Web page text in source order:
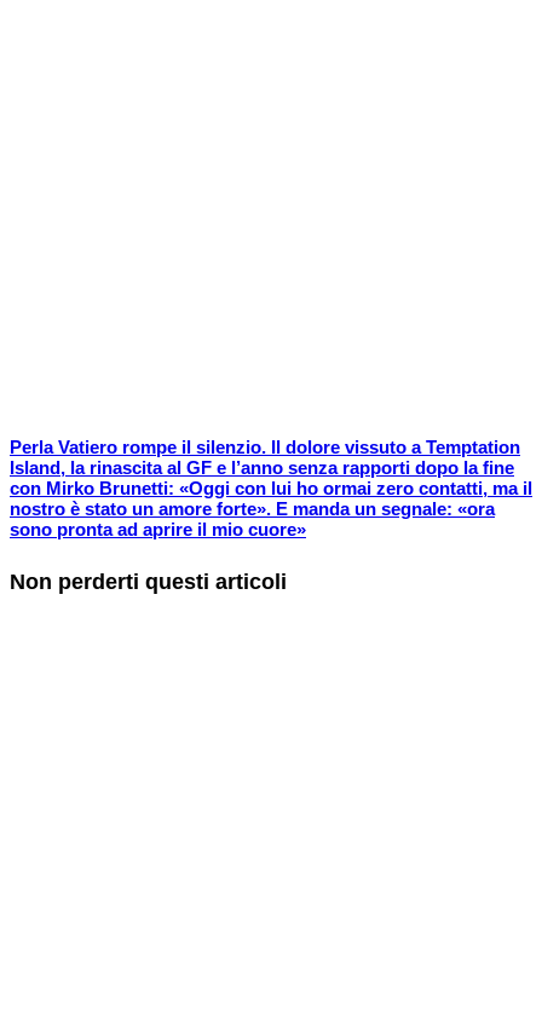
Perla Vatiero rompe il silenzio. Il dolore vissuto a Temptation
Island, la rinascita al GF e l’anno senza rapporti dopo la fine
con Mirko Brunetti: «Oggi con lui ho ormai zero contatti, ma il
nostro è stato un amore forte». E manda un segnale: «ora
sono pronta ad aprire il mio cuore»
Non perderti questi articoli